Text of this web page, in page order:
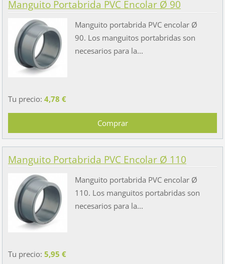
Manguito Portabrida PVC Encolar Ø 90
Manguito portabrida PVC encolar Ø
90. Los manguitos portabridas son
necesarios para la...
Tu precio: 4,78 €
Manguito Portabrida PVC Encolar Ø 110
Manguito portabrida PVC encolar Ø
110. Los manguitos portabridas son
necesarios para la...
Tu precio: 5,95 €